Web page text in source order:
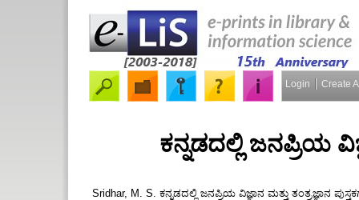
Login Create
ಕನ್ನಡದಲ್ಲಿ ಜನಪ್ರಿಯ
Sridhar, M. S. ಕನ್ನಡದಲ್ಲಿ ಜನಪ್ರಿಯ ವಿಜ್ಞಾನ ಮತ್ತು ತಂತ್ರಜ್ಞಾನ